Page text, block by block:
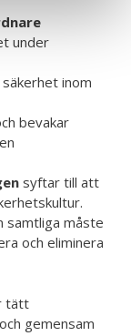
under
inom
bevakar
syftar till att
samtliga måste
och eliminera
tätt
gemensam